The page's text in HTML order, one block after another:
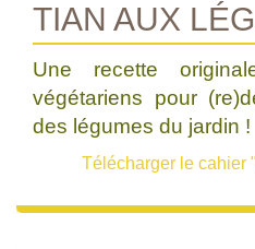
TIAN AUX
Une recette
végétariens pour
des légumes du jardin !
Télécharger le cahier